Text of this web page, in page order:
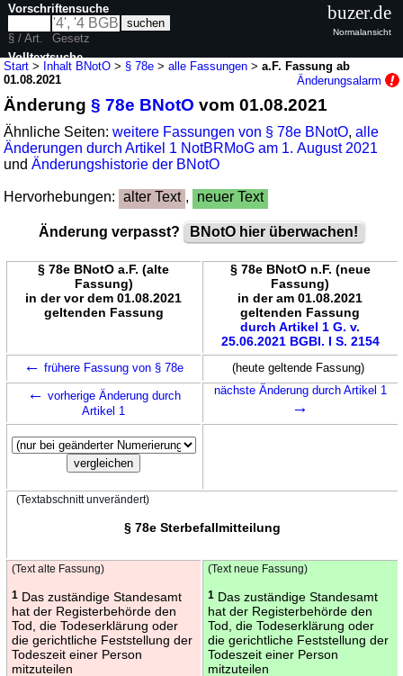
Start > Inhalt BNotO > § 78e >alle Fassungen >a.F. Fassung ab
01.08.2021
Änderungsalarm
Änderung§ 78e BNotO vom 01.08.2021
Ähnliche Seiten:weitere Fassungen von § 78e BNotO,alle
Änderungen durch Artikel 1 NotBRMoG am 1. August 2021
undÄnderungshistorie der BNotO
Hervorhebungen: alter Text , neuer Text
Änderung verpasst? BNotO hier überwachen!
§ 78e BNotO a.F. (alte
Fassung)
in der vor dem 01.08.2021
geltenden Fassung
§ 78e BNotO n.F. (neue
Fassung)
in der am 01.08.2021
geltenden Fassung
durch Artikel 1 G. v.
25.06.2021 BGBl. I S. 2154
← frühere Fassung von § 78e (heute geltende Fassung)
← vorherige Änderung durch
Artikel 1
nächste Änderung durch Artikel 1
→
(Textabschnitt unverändert)
§ 78e Sterbefallmitteilung
(Text alte Fassung)
1Das zuständige Standesamt
hat der Registerbehörde den
Tod, die Todeserklärung oder
die gerichtliche Feststellung der
Todeszeit einer Person
mitzuteilen
(Text neue Fassung)
1Das zuständige Standesamt
hat der Registerbehörde den
Tod, die Todeserklärung oder
die gerichtliche Feststellung der
Todeszeit einer Person
mitzuteilen
Vorschriftensuche
§ / Art.
Gesetz
Volltextsuche
buzer.de
Normalansicht